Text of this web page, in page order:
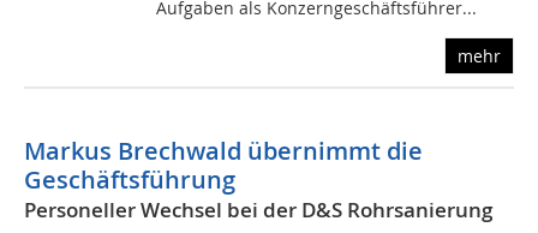
Aufgaben als Konzerngeschäftsführer...
mehr
Markus Brechwald übernimmt die
Geschäftsführung
Personeller Wechsel bei der D&S Rohrsanierung